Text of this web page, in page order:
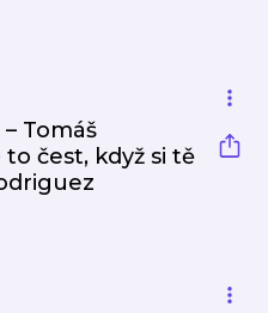
Tomáš
to čest, když si tě